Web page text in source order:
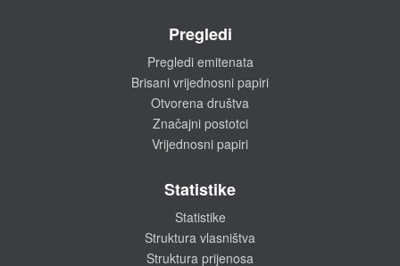
Pregledi
Pregledi emitenata
Brisani vrijednosni papiri
Otvorena društva
Značajni postotci
Vrijednosni papiri
Statistike
Statistike
Struktura vlasništva
Struktura prijenosa